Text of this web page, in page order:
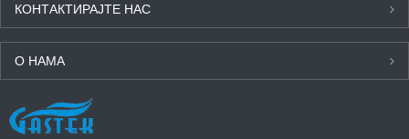
КОНТАКТИРАЈТЕ НАС
О НАМА
НАЈНОВИЈЕ ВЕСТИ